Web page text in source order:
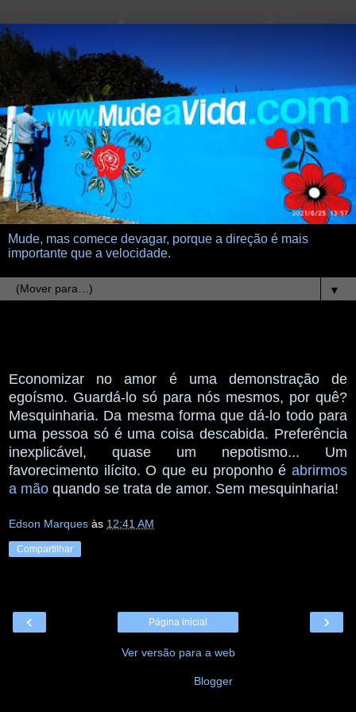
Mude, mas comece devagar, porque a direção é mais
importante que a velocidade.
▼
Economizar no amor é uma demonstração de
egoísmo. Guardá-lo só para nós mesmos, por quê?
Mesquinharia. Da mesma forma que dá-lo todo para
uma pessoa só é uma coisa descabida. Preferência
inexplicável, quase um nepotismo... Um
favorecimento ilícito. O que eu proponho é abrirmos
a mão quando se trata de amor. Sem mesquinharia!
Edson Marques às 12:41 AM
Compartilhar
‹ ›
Página inicial
Ver versão para a web
Blogger.